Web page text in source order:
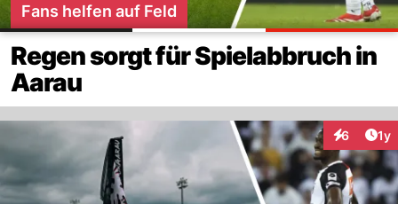
Fans helfen auf Feld
Regen sorgt für Spielabbruch in
Aarau
6 1y